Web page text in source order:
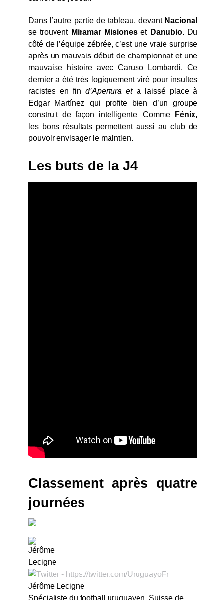
Dans l’autre partie de tableau, devant Nacional
se trouvent Miramar Misioneset Danubio. Du
côté de l’équipe zébrée, c’est une vraie surprise
après un mauvais début de championnat et une
mauvaise histoire avec Caruso Lombardi. Ce
dernier a été très logiquement viré pour insultes
racistes en fin d’Apertura eta laissé place à
Edgar Martínez qui profite bien d’un groupe
construit de façon intelligente. Comme
Fénix,
les bons résultats permettent aussi au club de
pouvoir envisager le maintien.
Les buts de la J4
Classement après quatre
journées
Jérôme Lecigne
Spécialiste du football uruguayen, Suisse de